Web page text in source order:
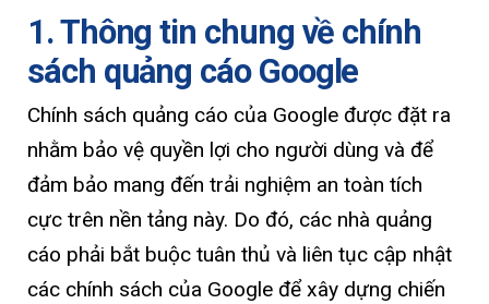
1. Thông tin chung về chính
sách quảng cáo Google
Chính sách quảng cáo của Google được đặt ra
nhằm bảo vệ quyền lợi cho người dùng và để
đảm bảo mang đến trải nghiệm an toàn tích
cực trên nền tảng này. Do đó, các nhà quảng
cáo phải bắt buộc tuân thủ và liên tục cập nhật
các chính sách của Google để xây dựng chiến